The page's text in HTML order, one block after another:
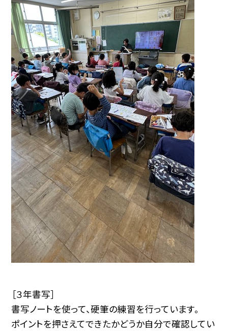
［３年書写］
書写ノートを使って、硬筆の練習を行っています。
ポイントを押さえてできたかどうか自分で確認してい